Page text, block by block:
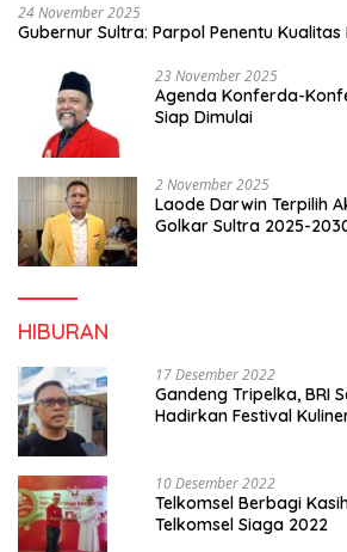
24 November 2025
Gubernur Sultra: Parpol Penentu
23 November 2025
Agenda Konferda-
Siap Dimulai
2 November 2025
Laode Darwin Terpilih
Golkar Sultra 2025-
HIBURAN
17 Desember 2022
Gandeng Tripelka, BRI
Hadirkan Festival
10 Desember 2022
Telkomsel Berbagi
Telkomsel Siaga 2022